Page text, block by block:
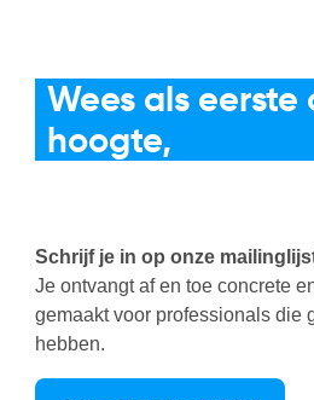
Wees als eerste
hoogte,
Schrijf je in op onze
Je ontvangt af en toe concrete
gemaakt voor professionals die
hebben.